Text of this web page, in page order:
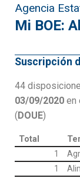
Agencia
Mi BOE:
Suscripción
44
03/09/2020 en
( DOUE)
Total
1
1